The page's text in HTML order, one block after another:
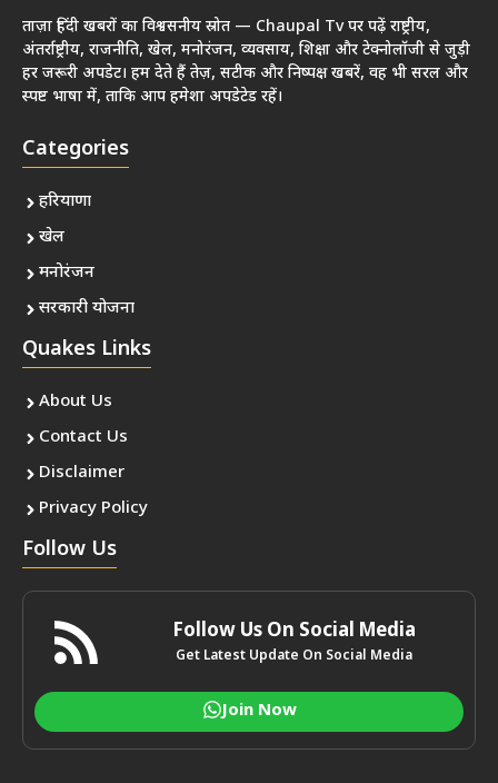
ताज़ा हिंदी खबरों का विश्वसनीय स्रोत — Chaupal Tv पर पढ़ें राष्ट्रीय,
अंतर्राष्ट्रीय, राजनीति, खेल, मनोरंजन, व्यवसाय, शिक्षा और टेक्नोलॉजी से जुड़ी
हर जरूरी अपडेट। हम देते हैं तेज़, सटीक और निष्पक्ष खबरें, वह भी सरल और
स्पष्ट भाषा में, ताकि आप हमेशा अपडेटेड रहें।
Categories
हरियाणा
खेल
मनोरंजन
सरकारी योजना
Quakes Links
About Us
Contact Us
Disclaimer
Privacy Policy
Follow Us
Follow Us On Social Media
Get Latest Update On Social Media
Join Now